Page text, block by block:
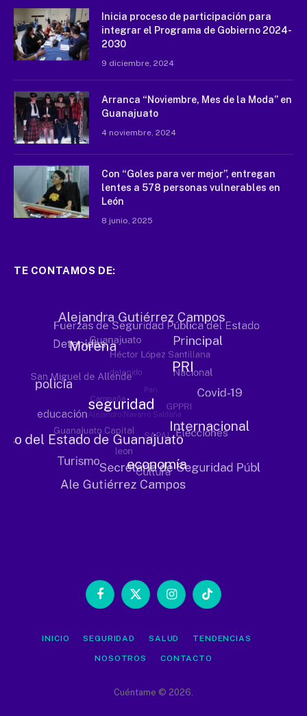
Inicia proceso de participación para
integrar el Programa de Gobierno 2024-
2030
9 diciembre, 2024
Arranca “Noviembre, Mes de la Moda” en
Guanajuato
4 noviembre, 2024
Con “Goles para ver mejor”, entregan
lentes a 578 personas vulnerables en
León
8 junio, 2025
TE CONTAMOS DE:
Facebook
X
InstagramTikTok
INICIO SEGURIDAD SALUD TENDENCIAS
NOSOTROS CONTACTO
Cuéntame © 2026.